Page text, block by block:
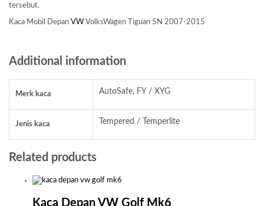
tersebut.
Kaca Mobil Depan VW VolksWagen Tiguan 5N 2007-2015
Additional information
Merk kaca AutoSafe, FY / XYG
Jenis kaca Tempered / Temperlite
Related products
Kaca Depan VW Golf Mk6